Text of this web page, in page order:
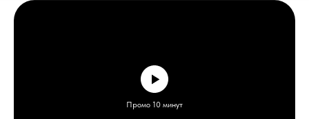
Промо 10 минут